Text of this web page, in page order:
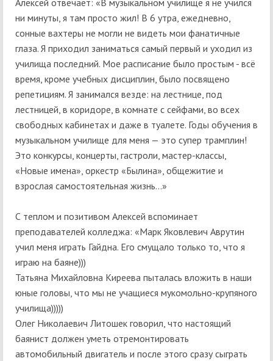
Алексей отвечает: «В музыкальном училище я не учился
ни минуты, я там просто жил! В 6 утра, ежедневно,
сонные вахтеры не могли не видеть мои фанатичные
глаза. Я приходил заниматься самый первый и уходил из
училища последний. Мое расписание было простым - всё
время, кроме учебных дисциплин, было посвящено
репетициям. Я занимался везде: на лестнице, под
лестницей, в коридоре, в комнате с сейфами, во всех
свободных кабинетах и даже в туалете. Годы обучения в
музыкальном училище для меня — это супер трамплин!
Это конкурсы, концерты, гастроли, мастер-классы,
«Новые имена», оркестр «Былина», общежитие и
взрослая самостоятельная жизнь…»
С теплом и позитивом Алексей вспоминает
преподавателей колледжа: «Марк Яковлевич Аврутин
учил меня играть Гайдна. Его смущало только то, что я
играю на баяне)))
Татьяна Михайловна Киреева пыталась вложить в наши
юные головы, что мы не учащиеся мукомольно-крупяного
училища)))))
Олег Николаевич Литошек говорил, что настоящий
баянист должен уметь отремонтировать
автомобильный двигатель и после этого сразу сыграть